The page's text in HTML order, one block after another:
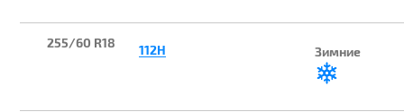
255/60 R18 112H Зимние